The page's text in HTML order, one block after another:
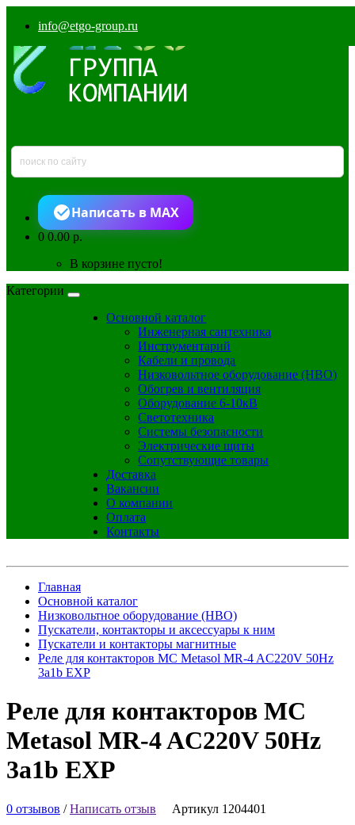
info@etgo-group.ru
Написать в MAX
00.00 р.
В корзине пусто!
Категории
Основной каталог
Инженерная сантехника
Инструментарий
Кабели и провода
Низковольтное оборудование (НВО)
Обогрев и вентиляция
Оборудование 6-10кВ
Светотехника
Системы безопасности
Электрические щиты
Сопутствующие товары
Доставка
Вакансии
О компании
Оплата
Контакты
Главная
Основной каталог
Низковольтное оборудование (НВО)
Пускатели, контакторы и аксессуары к ним
Пускатели и контакторы магнитные
Реле для контакторов MC Metasol MR-4 AC220V 50Hz
3a1b EXP
Реле для контакторов MC
Metasol MR-4 AC220V 50Hz
3a1b EXP
0 отзывов /Написать отзыв Артикул 1204401